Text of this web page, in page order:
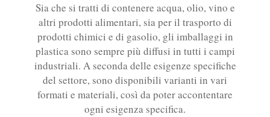
Sia che si tratti di contenere acqua, olio, vino e
altri prodotti alimentari, sia per il trasporto di
prodotti chimici e di gasolio, gli imballaggi in
plastica sono sempre più diffusi in tutti i campi
industriali. A seconda delle esigenze specifiche
del settore, sono disponibili varianti in vari
formati e materiali, così da poter accontentare
ogni esigenza specifica.